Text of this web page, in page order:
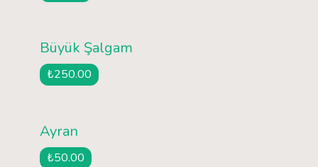
Büyük Şalgam
₺250.00
Ayran
₺50.00